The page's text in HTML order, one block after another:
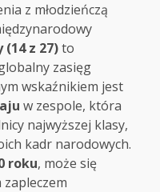
z młodzieńczą
(14 z 27)to
zasięg
wskaźnikiem jest
w zespole, która
najwyższej klasy,
kadr narodowych.
roku, może się